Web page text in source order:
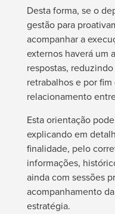
Desta forma, se o
gestão para
acompanhar a
externos haverá um
respostas,
retrabalhos e por
relacionamento
Esta orientação
explicando em
finalidade, pelo
informações,
ainda com sessões
acompanhamento
estratégia.